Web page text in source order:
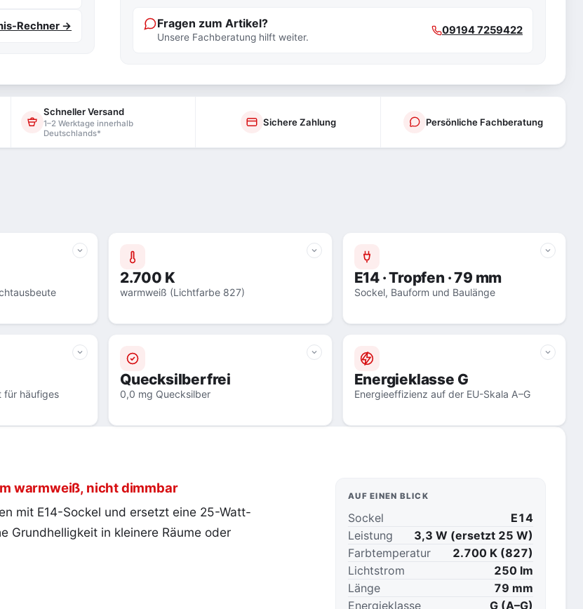
Rechner → Fragen zum Artikel?
Unsere Fachberatung hilft weiter.
09194 7259422
Schneller Versand
1–2 Werktage innerhalb
Deutschlands*
Sichere Zahlung Persönliche Fachberatung
2.700 K
warmweiß (Lichtfarbe 827)
E14 · Tropfen · 79 mm
Sockel, Bauform und Baulänge
häufiges
Quecksilberfrei
0,0 mg Quecksilber
Energieklasse G
Energieeffizienz auf der EU-Skala A–G
warmweiß, nicht dimmbar
mit E14-Sockel und ersetzt eine 25-Watt-
Grundhelligkeit in kleinere Räume oder
AUF EINEN BLICK
Sockel
E14
Leistung
3,3 W (ersetzt 25 W)
Farbtemperatur
2.700 K (827)
Lichtstrom
250 lm
Länge
79 mm
Energieklasse
G (A–G)